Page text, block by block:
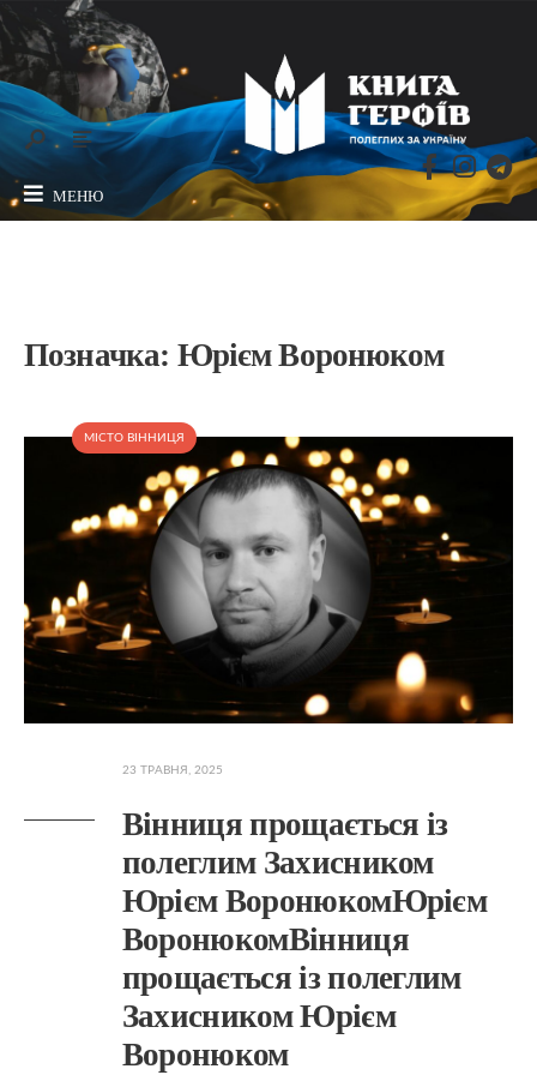
МЕНЮ
Позначка: Юрієм Воронюком
МІСТО ВІННИЦЯ
23 ТРАВНЯ, 2025
Вінниця прощається із
полеглим Захисником
Юрієм ВоронюкомЮрієм
ВоронюкомВінниця
прощається із полеглим
Захисником Юрієм
Воронюком